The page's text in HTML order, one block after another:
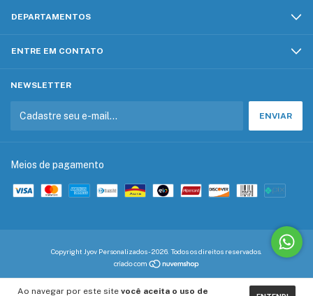
Ao navegar por este site você aceita o uso de
DEPARTAMENTOS
ENTRE EM CONTATO
NEWSLETTER
Meios de pagamento
Copyright Jyov Personalizados - 2026. Todos os direitos reservados.